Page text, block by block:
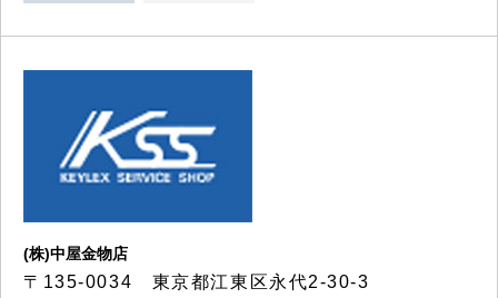
(株)中屋金物店
〒135-0034 東京都江東区永代2-30-3